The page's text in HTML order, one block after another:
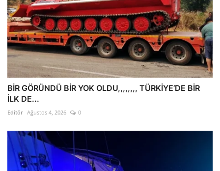
BİR GÖRÜNDÜ BİR YOK OLDU,,,,,,,, TÜRKİYE’DE BİR
İLK DE...
Editör Ağustos 4, 2026 0